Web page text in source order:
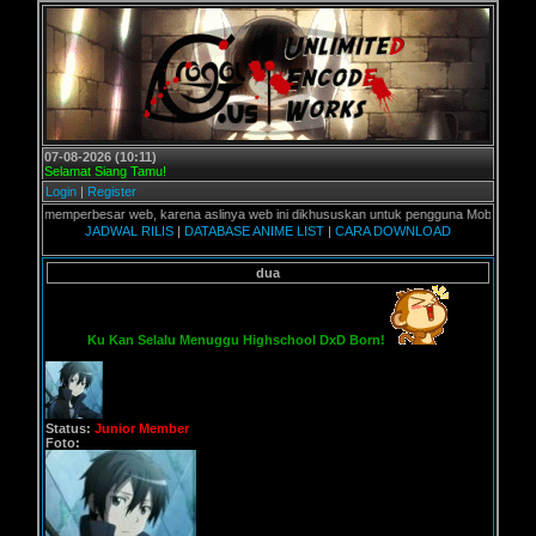
07-08-2026 (10:11)
Selamat Siang Tamu!
Login | Register
web, karena aslinya web ini dikhususkan untuk pengguna Mobile - Pergunakan
JADWAL RILIS | DATABASE ANIME LIST | CARA DOWNLOAD
dua
Ku Kan Selalu Menuggu Highschool DxD Born!
Status: Junior Member
Foto: